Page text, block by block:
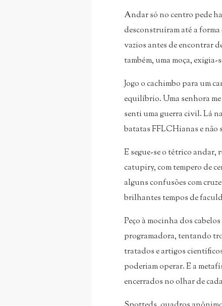
Andar só no centro pede
desconstruíram até a forma
vazios antes de encontrar
também, uma moça,
Jogo o cachimbo para um
equilíbrio. Uma senhora
senti uma guerra civil. Lá
batatas FFLCHianas e não
E segue-se o tétrico andar,
catupiry, com tempero de
alguns confusões com
brilhantes tempos de
Peço à mocinha dos
programadora, tentando
tratados e artigos
poderiam operar. E a
encerrados no olhar de